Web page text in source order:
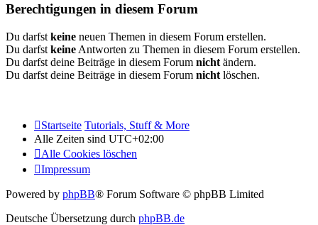
Berechtigungen in diesem Forum
Du darfst keine neuen Themen in diesem Forum erstellen.
Du darfst keine Antworten zu Themen in diesem Forum erstellen.
Du darfst deine Beiträge in diesem Forum nicht ändern.
Du darfst deine Beiträge in diesem Forum nicht löschen.
Startseite Tutorials, Stuff & More
Alle Zeiten sind UTC+02:00
Alle Cookies löschen
Impressum
Powered by phpBB® Forum Software © phpBB Limited
Deutsche Übersetzung durch phpBB.de